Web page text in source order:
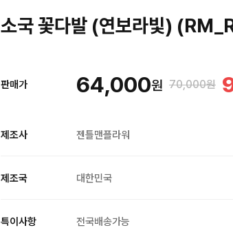
소국 꽃다발 (연보라빛)
판매가 64,000원 70,000원
제조사 젠틀맨플라워
제조국 대한민국
특이사항 전국배송가능